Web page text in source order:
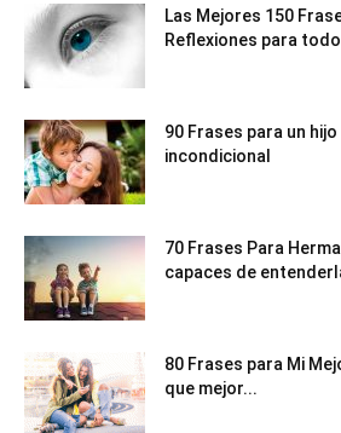
Las Mejores 150
Reflexiones para
90 Frases para un
incondicional
70 Frases Para
capaces de
80 Frases para Mi
que mejor...